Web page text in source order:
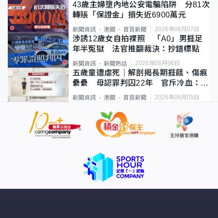
43歲主婦墮內地公安電騙陷阱 分81次
轉賬「保證金」損失近6900萬元
新聞資訊 港聞 首頁新聞 2026年08月07日
涉誘12歲女自拍祼照 「A0」男捱足
年半冤獄 法官推翻裁決：抄錯標點
新聞資訊 新聞熱話 2026年08月06日
五歲童遭虐死｜解剖揭長期捱餓、傷痕
纍纍 母認罪判囚22年 官斥冷血：同
類案最惡劣
新聞資訊 港聞 首頁新聞 2026年08月05日